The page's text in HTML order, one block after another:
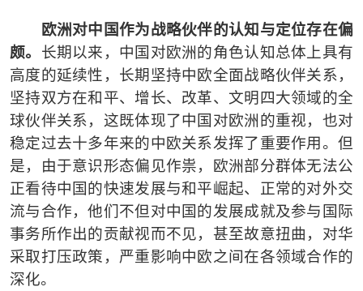
欧洲对中国作为战略伙伴的认知与定位存在偏
颇。 长期以来，中国对欧洲的角色认知总体上具有
高度的延续性，长期坚持中欧全面战略伙伴关系，
坚持双方在和平、增长、改革、文明四大领域的全
球伙伴关系，这既体现了中国对欧洲的重视，也对
稳定过去十多年来的中欧关系发挥了重要作用。但
是，由于意识形态偏见作祟，欧洲部分群体无法公
正看待中国的快速发展与和平崛起、正常的对外交
流与合作，他们不但对中国的发展成就及参与国际
事务所作出的贡献视而不见，甚至故意扭曲，对华
采取打压政策，严重影响中欧之间在各领域合作的
深化。